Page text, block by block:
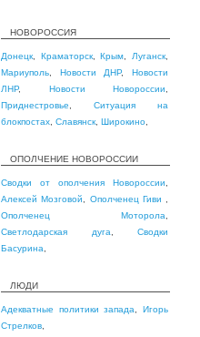
НОВОРОССИЯ
Донецк Краматорск,Крым Луганск
Мариуполь
Новости ДНР,Новости
ЛНР, Новости Новороссии
Приднестровье
Ситуация на
блокпостах Славянск Широкино
ОПОЛЧЕНИЕ НОВОРОССИИ
Сводки от ополчения Новороссии
Алексей Мозговой
Ополченец Гиви
Ополченец Моторола
Светлодарская дуга
Сводки
Басурина
ЛЮДИ
Адекватные политики запада ,Игорь
Стрелков